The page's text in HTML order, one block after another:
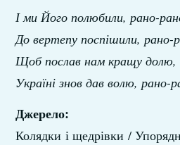
І ми Його полюбили, рано-
До вертепу поспішили, рано-
Щоб послав нам кращу долю,
Україні знов дав волю, рано-
Джерело:
Колядки і щедрівки /